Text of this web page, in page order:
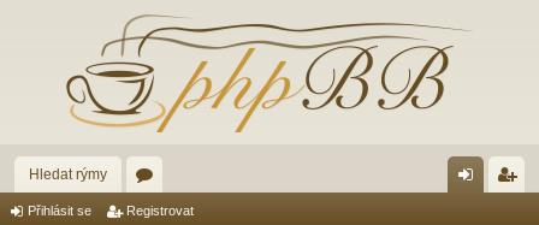
Hledat rýmy
ór
Přihlásit se Registrovat